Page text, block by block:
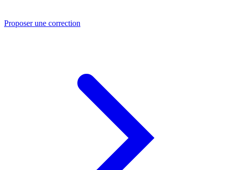
Proposer une correction